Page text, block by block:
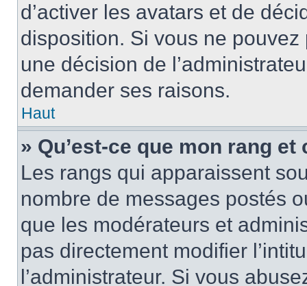
d’activer les avatars et de
disposition. Si vous ne pouvez
une décision de
demander ses raisons.
Haut
» Qu’est-ce que mon rang
Les rangs qui apparaissent
nombre de messages postés
que les modérateurs et
pas directement modifier
l’administrateur. Si vous